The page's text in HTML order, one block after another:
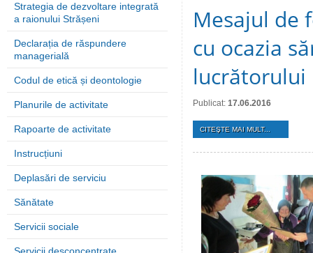
Strategia de dezvoltare integrată
a raionului Strășeni
Declarația de răspundere
managerială
Codul de etică și deontologie
Planurile de activitate
Rapoarte de activitate
Instrucțiuni
Deplasări de serviciu
Sănătate
Servicii sociale
Mesajul de
cu ocazia
lucrătorului
Publicat: 17.06.2016
CITEŞTE MAI MULT...